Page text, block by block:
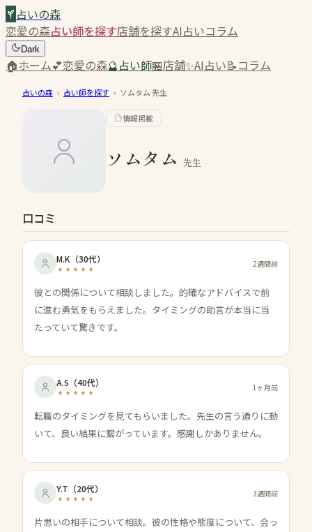
占いの森
恋愛の森占い師を探す店舗を探すAI占いコラム
Dark
🏠ホーム💕恋愛の森🔮占い師🏪店舗✨AI占い📝コラム
占いの森 › 占い師を探す › ソムタム先生
情報掲載
ソムタム 先生
口コミ
M.K （30代） 2週間前
彼との関係について相談しました。的確なアドバイスで前
に進む勇気をもらえました。タイミングの助言が本当に当
たっていて驚きです。
A.S （40代） 1ヶ月前
転職のタイミングを見てもらいました。先生の言う通りに動
いて、良い結果に繋がっています。感謝しかありません。
Y.T （20代） 3週間前
片思いの相手について相談。彼の性格や態度について、会っ